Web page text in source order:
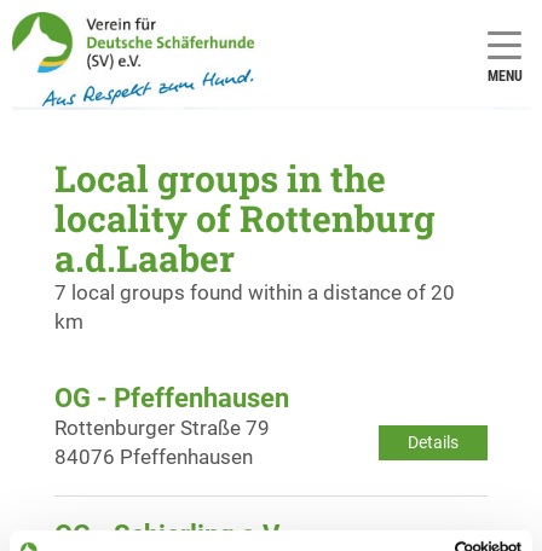
MENU
Local groups in the
locality of Rottenburg
a.d.Laaber
7 local groups found within a distance of 20
km
OG - Pfeffenhausen
Details
Rottenburger Straße 79
84076 Pfeffenhausen
OG - Schierling e.V.